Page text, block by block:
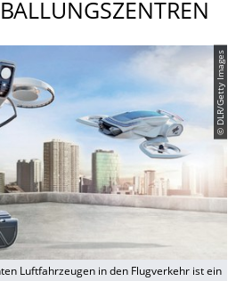
© DLR/Getty Images
Luftfahrzeugen in den Flugverkehr ist ein